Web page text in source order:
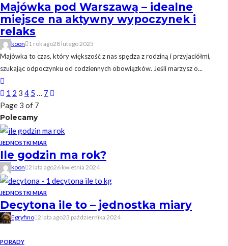
Majówka pod Warszawą – idealne
miejsce na aktywny wypoczynek i
relaks
koon 1 rok ago28 lutego 2025
Majówka to czas, który większość z nas spędza z rodziną i przyjaciółmi,
szukając odpoczynku od codziennych obowiązków. Jeśli marzysz o...
1 2 3 4 5 … 7
Page 3 of 7
Polecamy
JEDNOSTKI MIAR
Ile godzin ma rok?
koon 2 lata ago26 kwietnia 2024
JEDNOSTKI MIAR
Decytona ile to – jednostka miary
Egryfino 2 lata ago23 października 2024
PORADY